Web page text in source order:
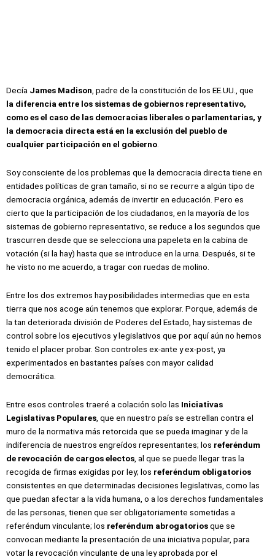
Decía James Madison , padre de la constitución de los EE.UU., que
la diferencia entre los sistemas de gobiernos representativo,
como es el caso de las democracias liberales o parlamentarias, y
la democracia directa está en la exclusión del pueblo de
cualquier participación en el gobierno
Soy consciente de los problemas que la democracia directa tiene en
entidades políticas de gran tamaño, si no se recurre a algún tipo de
democracia orgánica, además de invertir en educación. Pero es
cierto que la participación de los ciudadanos, en la mayoría de los
sistemas de gobierno representativo, se reduce a los segundos que
trascurren desde que se selecciona una papeleta en la cabina de
votación (si la hay) hasta que se introduce en la urna. Después, si te
he visto no me acuerdo, a tragar con ruedas de molino.
Entre los dos extremos hay posibilidades intermedias que en esta
tierra que nos acoge aún tenemos que explorar. Porque, además de
la tan deteriorada división de Poderes del Estado, hay sistemas de
control sobre los ejecutivos y legislativos que por aquí aún no hemos
tenido el placer probar. Son controles ex-ante y ex-post, ya
experimentados en bastantes países con mayor calidad
democrática.
Entre esos controles traeré a colación solo las Iniciativas
Legislativas Populares , que en nuestro país se estrellan contra el
muro de la normativa más retorcida que se pueda imaginar y de la
indiferencia de nuestros engreídos representantes; los referéndum
de revocación de cargos electos , al que se puede llegar tras la
recogida de firmas exigidas por ley; los referéndum obligatorios
consistentes en que determinadas decisiones legislativas, como las
que puedan afectar a la vida humana, o a los derechos fundamentales
de las personas, tienen que ser obligatoriamente sometidas a
referéndum vinculante; los referéndum abrogatoriosque se
convocan mediante la presentación de una iniciativa popular, para
votar la revocación vinculante de una ley aprobada por el